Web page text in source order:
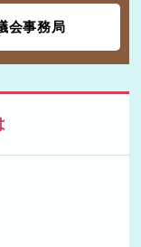
会事務局